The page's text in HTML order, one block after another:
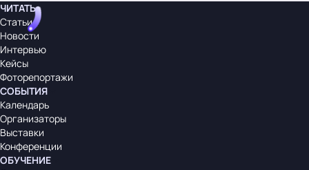
ЧИТАТЬ
Статьи
Новости
Интервью
Кейсы
Фоторепортажи
СОБЫТИЯ
Календарь
Организаторы
Выставки
Конференции
ОБУЧЕНИЕ